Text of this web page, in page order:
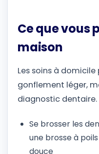
Ce que vous
maison
Les soins à
gonflement léger,
diagnostic dentaire.
Se brosser les
une brosse à
douce